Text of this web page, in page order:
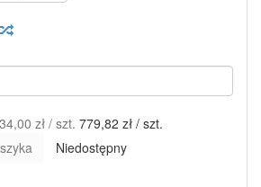
zł/ szt. 779,82 zł / szt.
Niedostępny